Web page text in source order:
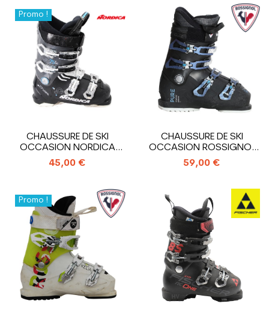
CHAUSSURE DE SKI
OCCASION NORDICA
CRUISE 75 X WR
45,00 €
Promo !
CHAUSSURE DE SKI
OCCASION ROSSIGNOL
PURE COMFORT
59,00 €
Promo !